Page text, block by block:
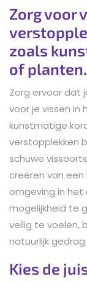
Zorg voor
zoals
of planten.
Zorg ervoor dat
voor je vissen in
kunstmatige
verstopplekken
schuwe
creëren van
omgeving in het
mogelijkheid te
veilig te voelen,
natuurlijk gedrag.
Kies de